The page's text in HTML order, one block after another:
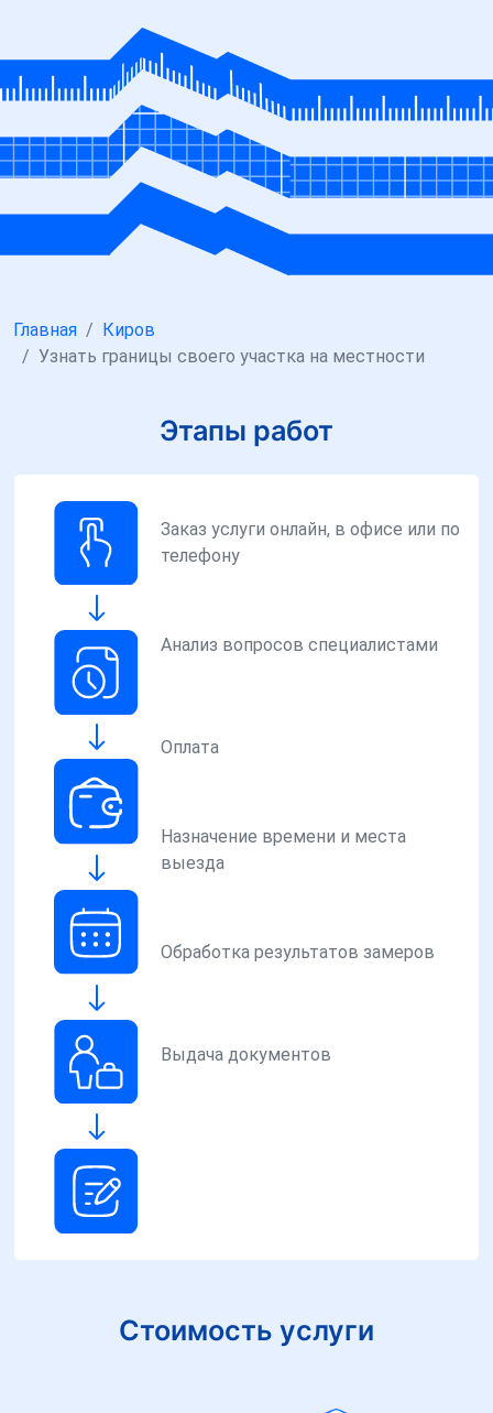
Главная
Киров
Узнать границы своего участка на местности
Этапы работ
Заказ услуги онлайн, в офисе или по
телефону
Анализ вопросов специалистами
Оплата
Назначение времени и места
выезда
Обработка результатов замеров
Выдача документов
Стоимость услуги